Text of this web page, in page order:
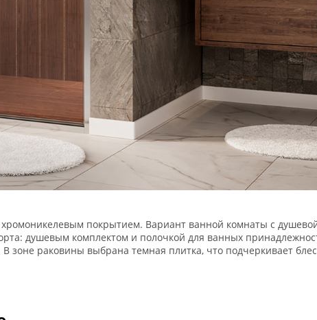
покрытием. Вариант ванной комнаты с
душевым комплектом и полочкой для ванных
раковины выбрана темная плитка, что подчеркивает